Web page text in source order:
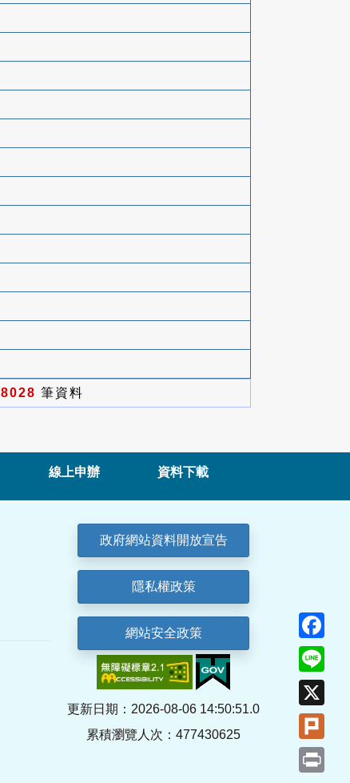
8028 筆資料
線上申辦 資料下載
政府網站資料開放宣告
隱私權政策
網站安全政策
更新日期：2026-08-06 14:50:51.0
累積瀏覽人次：477430625